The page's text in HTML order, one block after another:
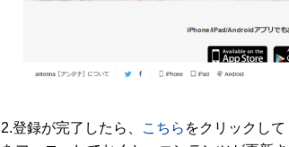
2.登録が完了したら、 こちら をクリックし